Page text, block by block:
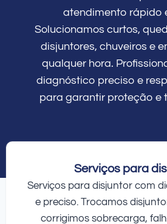
atendimento rápido
Solucionamos curtos,
disjuntores, chuveiros e
qualquer hora.
diagnóstico preciso e
para garantir proteção e
Serviços para
Serviços para disjuntor com
e preciso. Trocamos
corrigimos sobrecarga,